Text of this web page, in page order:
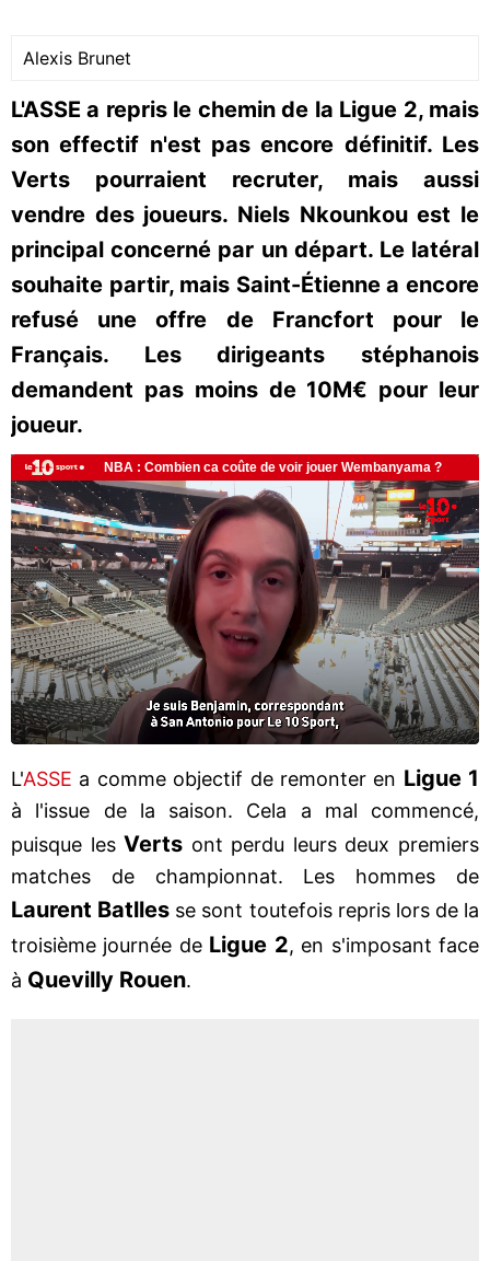
Alexis Brunet
L'ASSE a repris le chemin de la Ligue 2, mais
son effectif n'est pas encore définitif. Les
Verts pourraient recruter, mais aussi
vendre des joueurs. Niels Nkounkou est le
principal concerné par un départ. Le latéral
souhaite partir, mais Saint-Étienne a encore
refusé une offre de Francfort pour le
Français. Les dirigeants stéphanois
demandent pas moins de 10M€ pour leur
joueur.
L'ASSE a comme objectif de remonter en Ligue 1
à l'issue de la saison. Cela a mal commencé,
puisque lesVerts ont perdu leurs deux premiers
matches de championnat. Les hommes de
Laurent Batlles se sont toutefois repris lors de la
troisième journée deLigue 2, en s'imposant face
à Quevilly Rouen.